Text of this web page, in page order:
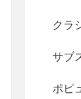
クラ
サブ
ポピ